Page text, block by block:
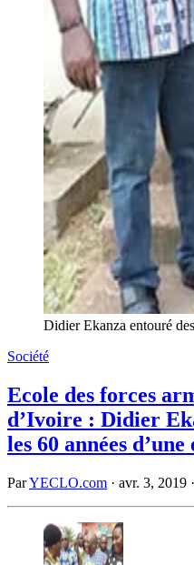
Didier Ekanza entouré
Société
Ecole des forces
d’Ivoire : Didier
les 60 années
ParYECLO.com · avr. 3, 2019 ·